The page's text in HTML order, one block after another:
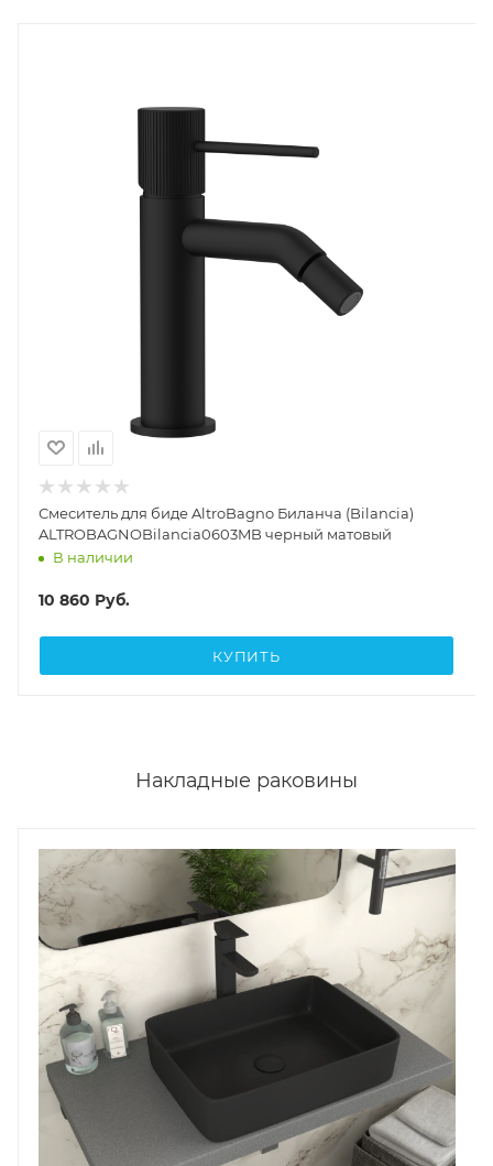
Смеситель для биде AltroBagno Биланча (Bilancia)
ALTROBAGNOBilancia0603MB черный матовый
В наличии
10 860 Руб.
КУПИТЬ
Накладные раковины